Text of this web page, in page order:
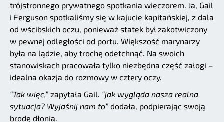
trójstronnego prywatnego spotkania wieczorem. Ja, Gail
i Ferguson spotkaliśmy się w kajucie kapitańskiej, z dala
od wścibskich oczu, ponieważ statek był zakotwiczony
w pewnej odległości od portu. Większość marynarzy
była na lądzie, aby trochę odetchnąć. Na swoich
stanowiskach pracowała tylko niezbędna część załogi –
idealna okazja do rozmowy w cztery oczy.
“Tak więc,” zapytała Gail. “jak wygląda nasza realna
sytuacja? Wyjaśnij nam to” dodała, podpierając swoją
brodę dłonią.